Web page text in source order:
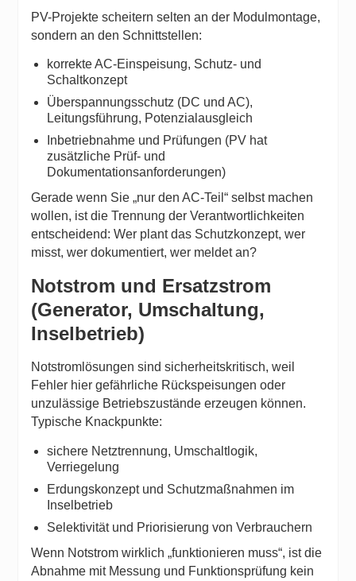
PV-Projekte scheitern selten an der Modulmontage,
sondern an den Schnittstellen:
korrekte AC-Einspeisung, Schutz- und
Schaltkonzept
Überspannungsschutz (DC und AC),
Leitungsführung, Potenzialausgleich
Inbetriebnahme und Prüfungen (PV hat
zusätzliche Prüf- und
Dokumentationsanforderungen)
Gerade wenn Sie „nur den AC-Teil“ selbst machen
wollen, ist die Trennung der Verantwortlichkeiten
entscheidend: Wer plant das Schutzkonzept, wer
misst, wer dokumentiert, wer meldet an?
Notstrom und Ersatzstrom
(Generator, Umschaltung,
Inselbetrieb)
Notstromlösungen sind sicherheitskritisch, weil
Fehler hier gefährliche Rückspeisungen oder
unzulässige Betriebszustände erzeugen können.
Typische Knackpunkte:
sichere Netztrennung, Umschaltlogik,
Verriegelung
Erdungskonzept und Schutzmaßnahmen im
Inselbetrieb
Selektivität und Priorisierung von Verbrauchern
Wenn Notstrom wirklich „funktionieren muss“, ist die
Abnahme mit Messung und Funktionsprüfung kein